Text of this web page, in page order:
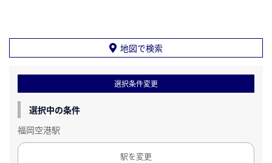
地図で検索
選択条件変更
選択中の条件
福岡空港駅
駅を変更